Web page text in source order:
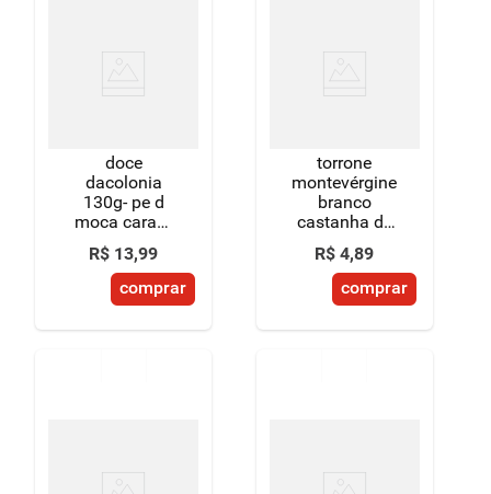
doce
dacolonia
130g- pe d
moca caram
amend
R$ 13,99
comprar
torrone
montevérgine
branco
castanha de
caju 90 g
R$ 4,89
comprar